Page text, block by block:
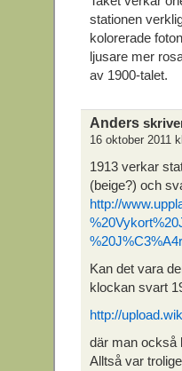
stationen
kolorerade
ljusare mer
av 1900-talet.
Anders
16 oktober 2011
1913 verkar
(beige?) och
http://
Kan det vara
klockan svart
http://
där man också
Alltså var